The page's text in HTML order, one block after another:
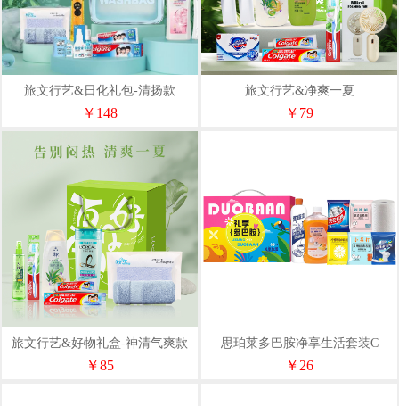
旅文行艺&日化礼包-清扬款
￥148
旅文行艺&净爽一夏
￥79
旅文行艺&好物礼盒-神清气爽款
￥85
思珀莱多巴胺净享生活套装C
￥26